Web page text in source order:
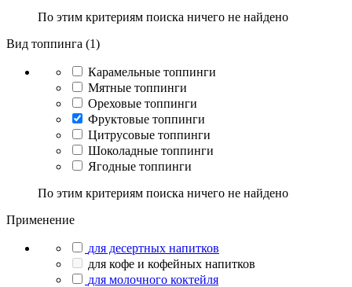
По этим критериям поиска ничего не найдено
Вид топпинга (1)
Карамельные топпинги
Мятные топпинги
Ореховые топпинги
Фруктовые топпинги
Цитрусовые топпинги
Шоколадные топпинги
Ягодные топпинги
По этим критериям поиска ничего не найдено
Применение
для десертных напитков
для кофе и кофейных напитков
для молочного коктейля